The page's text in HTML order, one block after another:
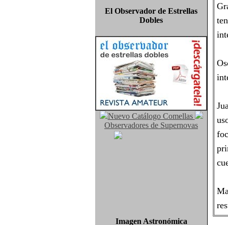
El Observador de Estrellas
Dobles
Nuevo Catálogo Comellas
Observadores de Supernovas
Imagen Astronómica